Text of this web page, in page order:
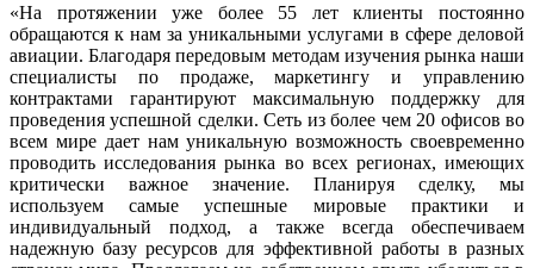
«На протяжении уже более 55 лет клиенты постоянно
обращаются к нам за уникальными услугами в сфере деловой
авиации. Благодаря передовым методам изучения рынка наши
специалисты по продаже, маркетингу и управлению
контрактами гарантируют максимальную поддержку для
проведения успешной сделки. Сеть из более чем 20 офисов во
всем мире дает нам уникальную возможность своевременно
проводить исследования рынка во всех регионах, имеющих
критически важное значение. Планируя сделку, мы
используем самые успешные мировые практики и
индивидуальный подход, а также всегда обеспечиваем
надежную базу ресурсов для эффективной работы в разных